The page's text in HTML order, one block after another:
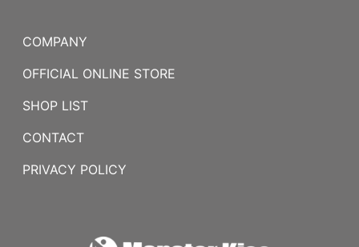
COMPANY
OFFICIAL ONLINE STORE
SHOP LIST
CONTACT
PRIVACY POLICY